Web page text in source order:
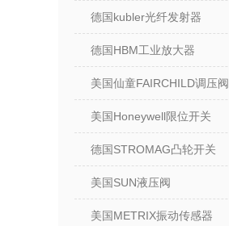
德国kubler光纤发射器
德国HBM工业放大器
美国仙童FAIRCHILD调压阀
美国Honeywell限位开关
德国STROMAG凸轮开关
美国SUN液压阀
美国METRIX振动传感器